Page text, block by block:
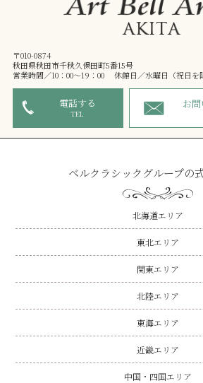
〒010-0874
秋田県秋田市千秋久保田町5番15号
営業時間／10：00～19：00 休館日／水曜日（祝日を
電話する
TEL
お
ベルクラシックグループの
北海道エリア
東北エリア
関東エリア
北陸エリア
東海エリア
近畿エリア
中国・四国エリア